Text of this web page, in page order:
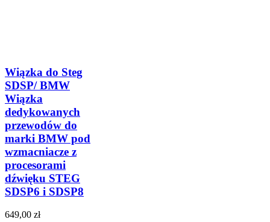
Wiązka do Steg
SDSP/ BMW
Wiązka
dedykowanych
przewodów do
marki BMW pod
wzmacniacze z
procesorami
dźwięku STEG
SDSP6 i SDSP8
649,00 zł